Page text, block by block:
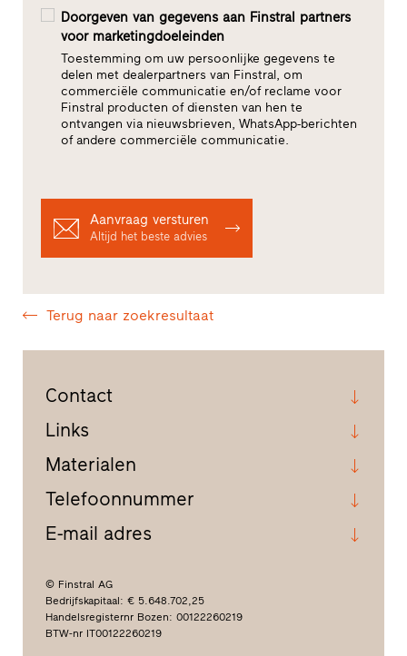
Doorgeven van gegevens aan Finstral partners
voor marketingdoeleinden
Toestemming om uw persoonlijke gegevens te
delen met dealerpartners van Finstral, om
commerciële communicatie en/of reclame voor
Finstral producten of diensten van hen te
ontvangen via nieuwsbrieven, WhatsApp-berichten
of andere commerciële communicatie.
Aanvraag versturen
Altijd het beste advies
Terug naar zoekresultaat
Contact
Links
Materialen
Telefoonnummer
E-mail adres
© Finstral AG
Bedrijfskapitaal: € 5.648.702,25
Handelsregisternr Bozen: 00122260219
BTW-nr IT00122260219